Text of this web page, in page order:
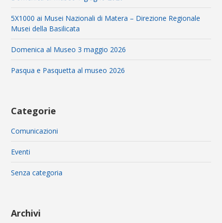
5X1000 ai Musei Nazionali di Matera – Direzione Regionale
Musei della Basilicata
Domenica al Museo 3 maggio 2026
Pasqua e Pasquetta al museo 2026
Categorie
Comunicazioni
Eventi
Senza categoria
Archivi